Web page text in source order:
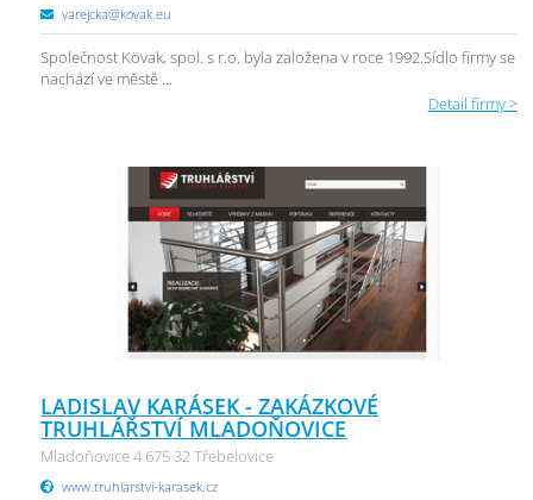
varejcka@kovak.eu
Společnost Kövak, spol. s r.o. byla založena v roce 1992.Sídlo firmy se
nachází ve městě ...
Detail firmy >
LADISLAV KARÁSEK - ZAKÁZKOVÉ
TRUHLÁŘSTVÍ MLADOŇOVICE
Mladoňovice 4 675 32 Třebelovice
www.truhlarstvi-karasek.cz